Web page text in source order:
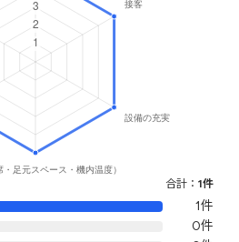
合計： 1件
1件
0件